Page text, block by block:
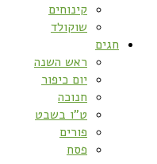
קינוחים
שוקולד
חגים
ראש השנה
יום כיפור
חנוכה
ט”ו בשבט
פורים
פסח